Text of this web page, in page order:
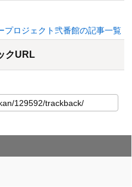
プロジェクト弐番館の記事一覧
クURL